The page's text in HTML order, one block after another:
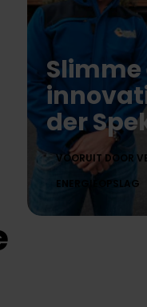
der
VOORUIT DOOR
ENERGIEOPSLAG